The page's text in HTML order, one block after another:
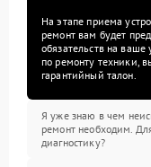
На этапе приема
ремонт вам будет
обязательств на ваше
по ремонту техники,
гарантийный талон.
Я уже знаю в чем
ремонт необходим.
диагностику?